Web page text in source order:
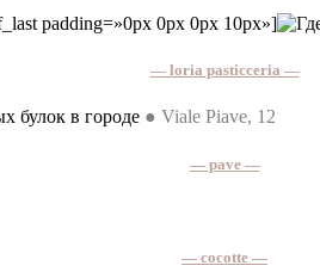
padding=»0px 0px 0px 10px»]
— loria pasticceria —
булок в городе ● Viale Piave, 12
— pave —
— cocotte —